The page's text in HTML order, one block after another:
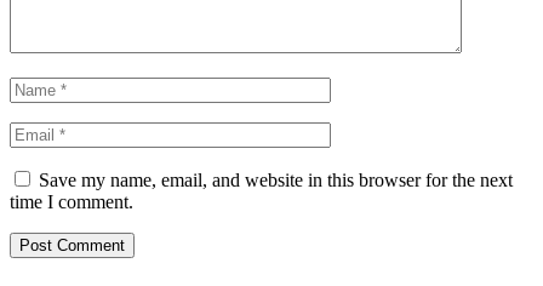
Save my name, email, and website in this browser for the next
time I comment.